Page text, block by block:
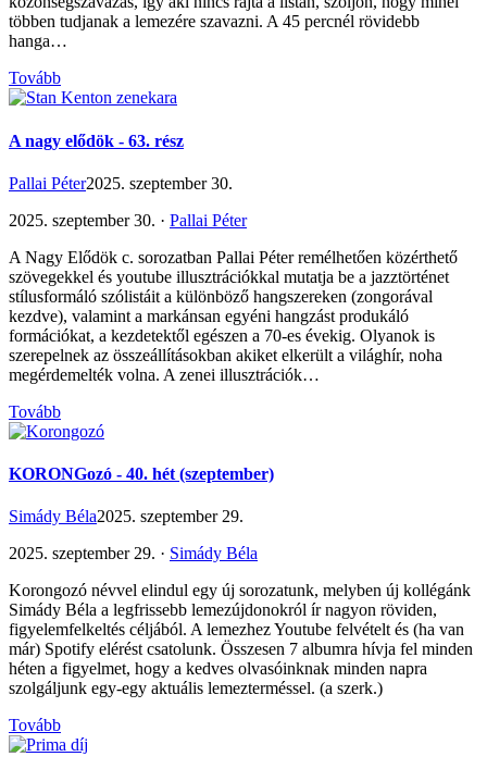
többen tudjanak a lemezére szavazni. A 45 percnél rövidebb
hanga…
Tovább
A nagy elődök - 63. rész
Pallai Péter2025. szeptember 30.
2025. szeptember 30. · Pallai Péter
A Nagy Elődök c. sorozatban Pallai Péter remélhetően közérthető
szövegekkel és youtube illusztrációkkal mutatja be a jazztörténet
stílusformáló szólistáit a különböző hangszereken (zongorával
kezdve), valamint a markánsan egyéni hangzást produkáló
formációkat, a kezdetektől egészen a 70-es évekig. Olyanok is
szerepelnek az összeállításokban akiket elkerült a világhír, noha
megérdemelték volna. A zenei illusztrációk…
Tovább
KORONGozó - 40. hét (szeptember)
Simády Béla2025. szeptember 29.
2025. szeptember 29. · Simády Béla
Korongozó névvel elindul egy új sorozatunk, melyben új kollégánk
Simády Béla a legfrissebb lemezújdonokról ír nagyon röviden,
figyelemfelkeltés céljából. A lemezhez Youtube felvételt és (ha van
már) Spotify elérést csatolunk. Összesen 7 albumra hívja fel minden
héten a figyelmet, hogy a kedves olvasóinknak minden napra
szolgáljunk egy-egy aktuális lemezterméssel. (a szerk.)
Tovább